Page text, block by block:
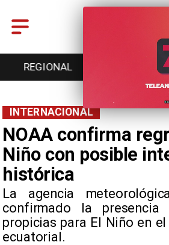
ENTRETENCIÓN DEPORTES
NOAA confirma
Niño con posible
histórica
La agencia
confirmado la presencia
propicias para El Niño en
ecuatorial.
INTERNACIONAL